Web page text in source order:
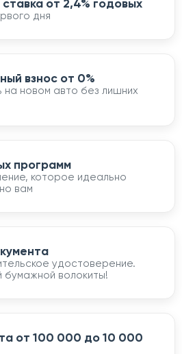
от 2,4% годовых
дня
взнос от 0%
на новом авто без лишних
программ
которое идеально
вам
удостоверение.
бумажной волокиты!
от 100 000 до 10 000